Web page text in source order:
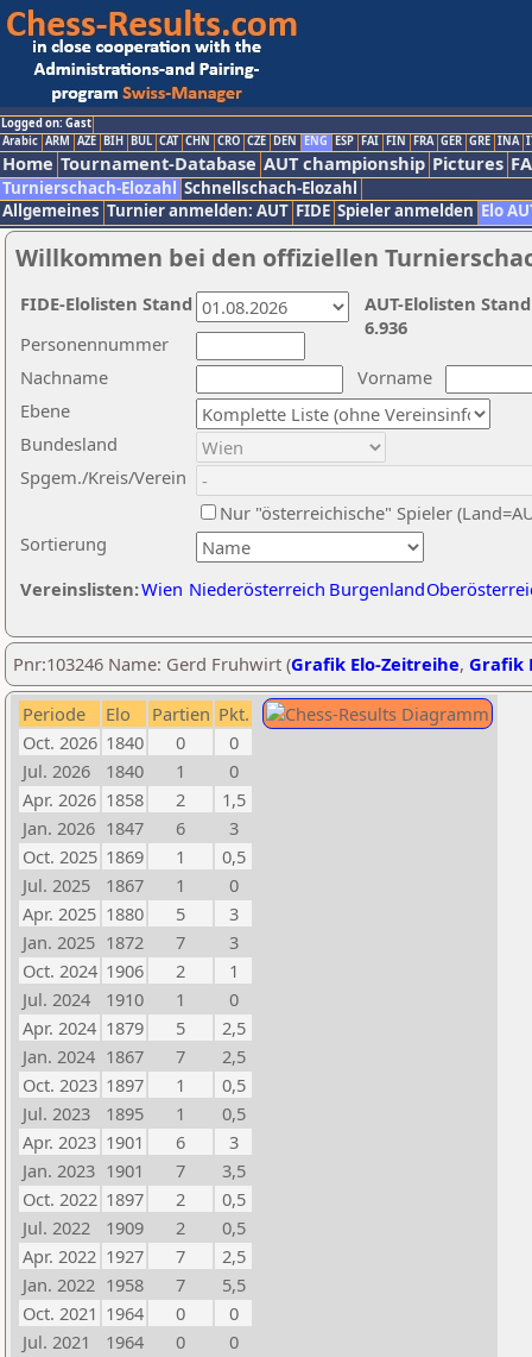
Logged on: Gast
Arabic ARM AZE BIH BUL CAT CHN CRO CZE DEN ENG ESP FAI FIN FRA GER GRE INA
Home Tournament-Database AUT championship Pictures
Turnierschach-Elozahl Schnellschach-Elozahl
Allgemeines Turnier anmelden: AUT FIDE Spieler anmelden Elo
Willkommen bei den offiziellen
Nachname
Vorname
Ebene
Sortierung
Personennummer
Bundesland
Spgem./Kreis/Verein
Nur "österreichische" Spieler
Vereinslisten:Wien Niederösterreich Burgenland
AUT-Elolisten
6.936
FIDE-Elolisten Stand
Pnr:103246 Name: Gerd Fruhwirt (Grafik Elo-Zeitreihe, Grafik
Periode Elo Partien Pkt.
Oct. 2026 1840 0
0
Jul. 2026
1840 1
0
Apr. 2026 1858 2
1,5
Jan. 2026 1847 6
3
Oct. 2025 1869 1
0,5
Jul. 2025
1867 1
0
Apr. 2025 1880 5
3
Jan. 2025 1872 7
3
Oct. 2024 1906 2
1
Jul. 2024
1910 1
0
Apr. 2024 1879 5
2,5
Jan. 2024 1867 7
2,5
Oct. 2023 1897 1
0,5
Jul. 2023
1895 1
0,5
Apr. 2023 1901 6
3
Jan. 2023 1901 7
3,5
Oct. 2022 1897 2
0,5
Jul. 2022
1909 2
0,5
Apr. 2022 1927 7
2,5
Jan. 2022 1958 7
5,5
Oct. 2021 1964 0
0
Jul. 2021
1964 0
0